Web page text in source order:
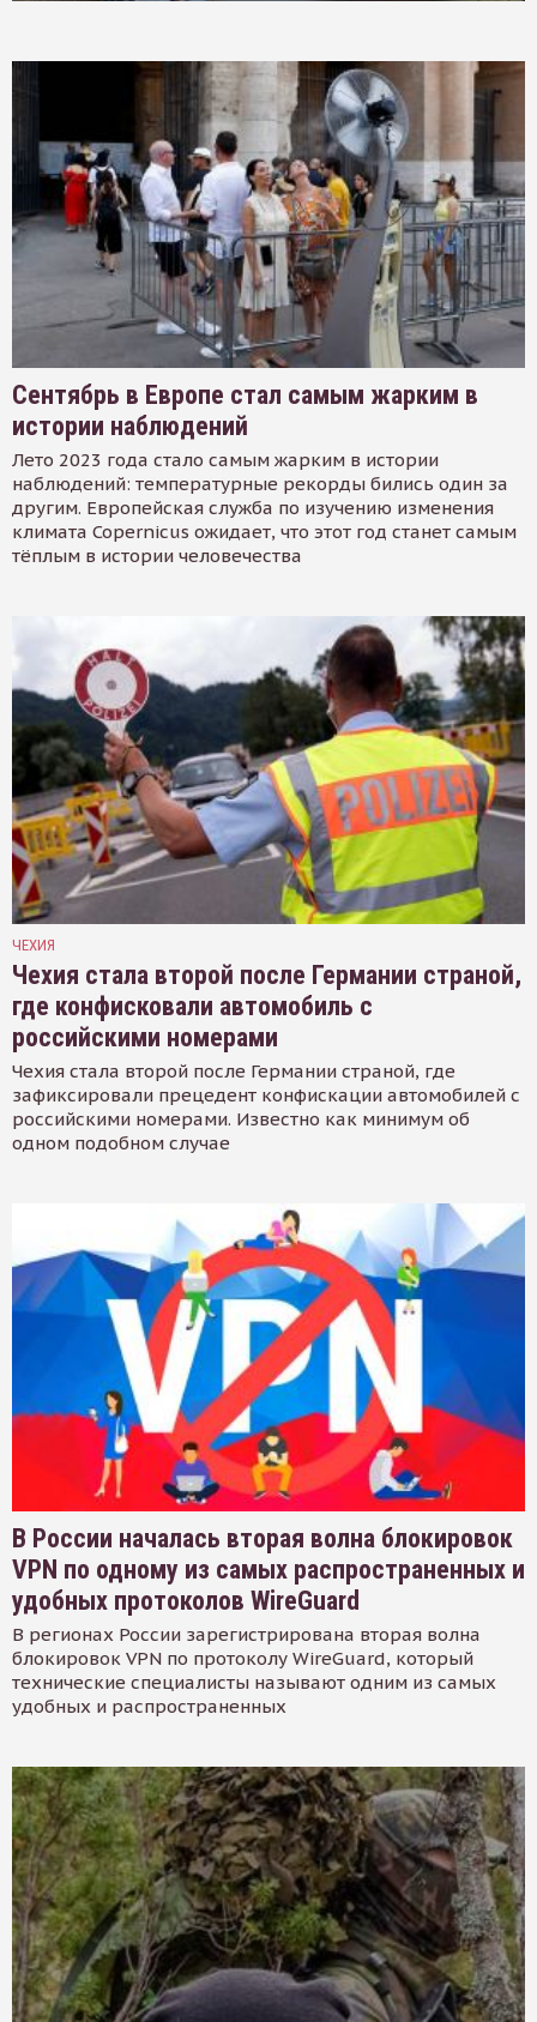
Сентябрь в Европе стал самым жарким в
истории наблюдений
Лето 2023 года стало самым жарким в истории
наблюдений: температурные рекорды бились один за
другим. Европейская служба по изучению изменения
климата Copernicus ожидает, что этот год станет самым
тёплым в истории человечества
ЧЕХИЯ
Чехия стала второй после Германии страной,
где конфисковали автомобиль с
российскими номерами
Чехия стала второй после Германии страной, где
зафиксировали прецедент конфискации автомобилей с
российскими номерами. Известно как минимум об
одном подобном случае
В России началась вторая волна блокировок
VPN по одному из самых распространенных и
удобных протоколов WireGuard
В регионах России зарегистрирована вторая волна
блокировок VPN по протоколу WireGuard, который
технические специалисты называют одним из самых
удобных и распространенных